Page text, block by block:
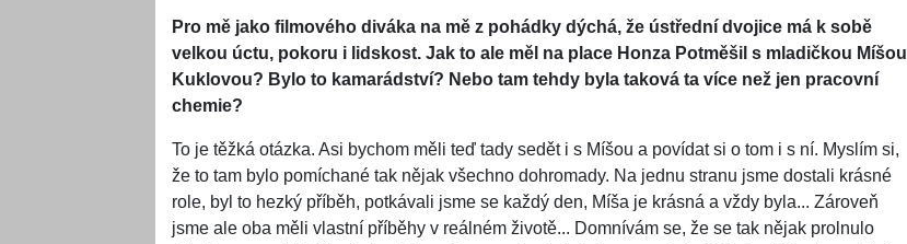
Pro mě jako filmového diváka na mě z pohádky dýchá, že ústřední dvojice má k sobě
velkou úctu, pokoru i lidskost. Jak to ale měl na place Honza Potměšil s mladičkou Míšou
Kuklovou? Bylo to kamarádství? Nebo tam tehdy byla taková ta více než jen pracovní
chemie?
To je těžká otázka. Asi bychom měli teď tady sedět i s Míšou a povídat si o tom i s ní. Myslím si,
že to tam bylo pomíchané tak nějak všechno dohromady. Na jednu stranu jsme dostali krásné
role, byl to hezký příběh, potkávali jsme se každý den, Míša je krásná a vždy byla... Zároveň
jsme ale oba měli vlastní příběhy v reálném životě... Domnívám se, že se tak nějak prolnulo